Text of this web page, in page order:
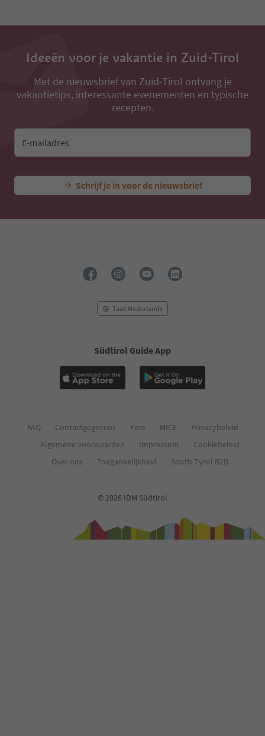
Ideeën voor je vakantie in Zuid-Tirol
Met de nieuwsbrief van Zuid-Tirol ontvang je
vakantietips, interessante evenementen en typische
recepten.
E-mailadres
Schrijf je in voor de nieuwsbrief
Taal: Nederlands
Südtirol Guide App
FAQ Contactgegevens Pers MICE
Privacybeleid
Algemene voorwaarden
Impressum
Cookiebeleid
Over ons
Toegankelijkheid South Tyrol B2B
© 2026 IDM Südtirol